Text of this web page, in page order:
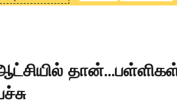
தான்...பள்ளிகள்